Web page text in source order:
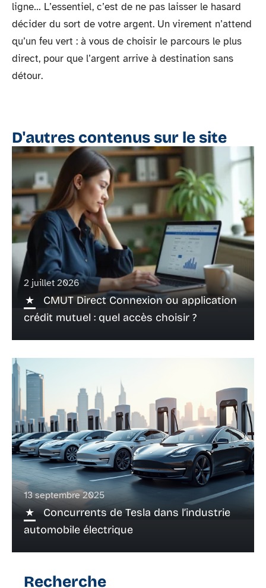
ligne… L’essentiel, c’est de ne pas laisser le hasard
décider du sort de votre argent. Un virement n’attend
qu’un feu vert : à vous de choisir le parcours le plus
direct, pour que l’argent arrive à destination sans
détour.
D'autres contenus sur le site
2 juillet 2026
CMUT Direct Connexion ou application
crédit mutuel : quel accès choisir ?
13 septembre 2025
Concurrents de Tesla dans l’industrie
automobile électrique
Recherche